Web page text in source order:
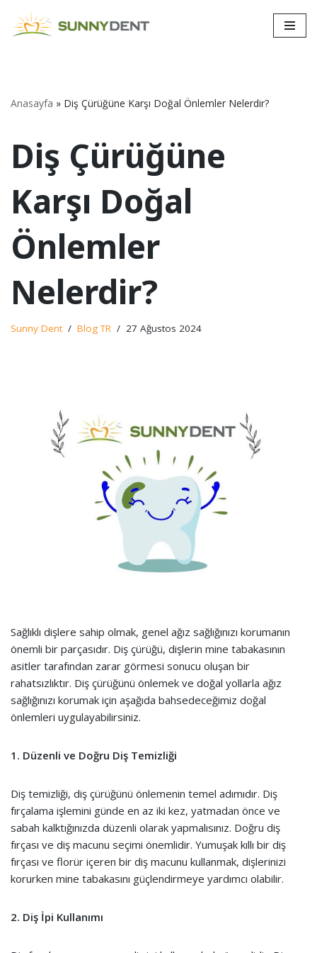
İçeriğe
Anasayfa » Diş Çürüğüne Karşı Doğal Önlemler Nelerdir?
Diş Çürüğüne
Karşı Doğal
Önlemler
Nelerdir?
Sunny Dent Blog TR 27 Ağustos 2024
Sağlıklı dişlere sahip olmak, genel ağız sağlığınızı korumanın
önemli bir parçasıdır. Diş çürüğü, dişlerin mine tabakasının
asitler tarafından zarar görmesi sonucu oluşan bir
rahatsızlıktır. Diş çürüğünü önlemek ve doğal yollarla ağız
sağlığınızı korumak için aşağıda bahsedeceğimiz doğal
önlemleri uygulayabilirsiniz.
1. Düzenli ve Doğru Diş Temizliği
Diş temizliği, diş çürüğünü önlemenin temel adımıdır. Diş
fırçalama işlemini günde en az iki kez, yatmadan önce ve
sabah kalktığınızda düzenli olarak yapmalısınız. Doğru diş
fırçası ve diş macunu seçimi önemlidir. Yumuşak kıllı bir diş
fırçası ve florür içeren bir diş macunu kullanmak, dişlerinizi
korurken mine tabakasını güçlendirmeye yardımcı olabilir.
2. Diş İpi Kullanımı